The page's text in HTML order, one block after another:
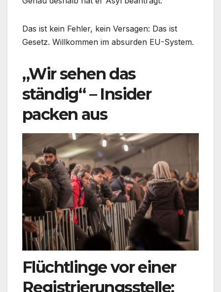
Das ist kein Fehler, kein Versagen: Das ist
Gesetz. Willkommen im absurden EU-System.
„Wir sehen das
ständig“ – Insider
packen aus
Flüchtlinge vor einer
Registrierungsstelle: